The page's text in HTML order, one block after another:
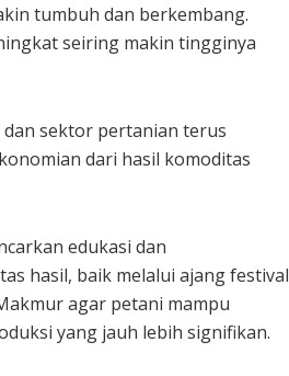
tumbuh dan berkembang.
seiring makin tingginya
sektor pertanian terus
dari hasil komoditas
edukasi dan
hasil, baik melalui ajang festival
agar petani mampu
yang jauh lebih signifikan.